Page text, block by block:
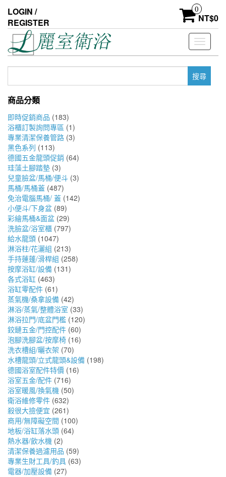
the
content
LOGIN /
REGISTER
0
NT$0
Toggle
鍵
商品分類
即時促銷商品 (183)
浴櫃訂製詢問專區 (1)
專業清潔保養管路 (3)
黑色系列 (113)
德國五金龍頭促銷 (64)
珪藻土腳踏墊 (3)
兒童臉盆/馬桶/便斗 (3)
馬桶/馬桶蓋 (487)
免治電腦馬桶/ 蓋 (142)
小便斗/下身盆 (89)
彩繪馬桶&面盆 (29)
洗臉盆/浴室櫃 (797)
給水龍頭 (1047)
淋浴柱/花灑組 (213)
手持蓮蓬/滑桿組 (258)
按摩浴缸/設備 (131)
各式浴缸 (463)
浴缸零配件 (61)
蒸氣機/桑拿設備 (42)
淋浴/蒸氣/整體浴室 (33)
淋浴拉門/底盆門檻 (120)
鉸鏈五金/門控配件 (60)
泡腳洗腳盆/按摩椅 (16)
洗衣槽組/曬衣架 (70)
水槽龍頭/立式龍頭&設備 (198)
德國浴室配件特價 (16)
浴室五金/配件 (716)
浴室暖風/換氣機 (50)
衛浴維修零件 (632)
殺很大撿便宜 (261)
商用/無障礙空間 (100)
地板/浴缸落水頭 (64)
熱水器/飲水機 (2)
清潔保養過濾用品 (59)
專業生財工具/釣具 (63)
電器/加壓設備 (27)